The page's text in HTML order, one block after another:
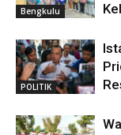
Bengkulu
POLITIK